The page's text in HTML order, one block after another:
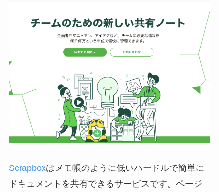
ール「Wrike（ライ […]
Scrapboxはメモ帳のように低いハードルで簡単に
ドキュメントを共有できるサービスです。ページ